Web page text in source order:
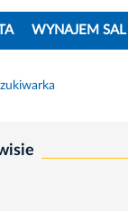
WYNAJEM SAL